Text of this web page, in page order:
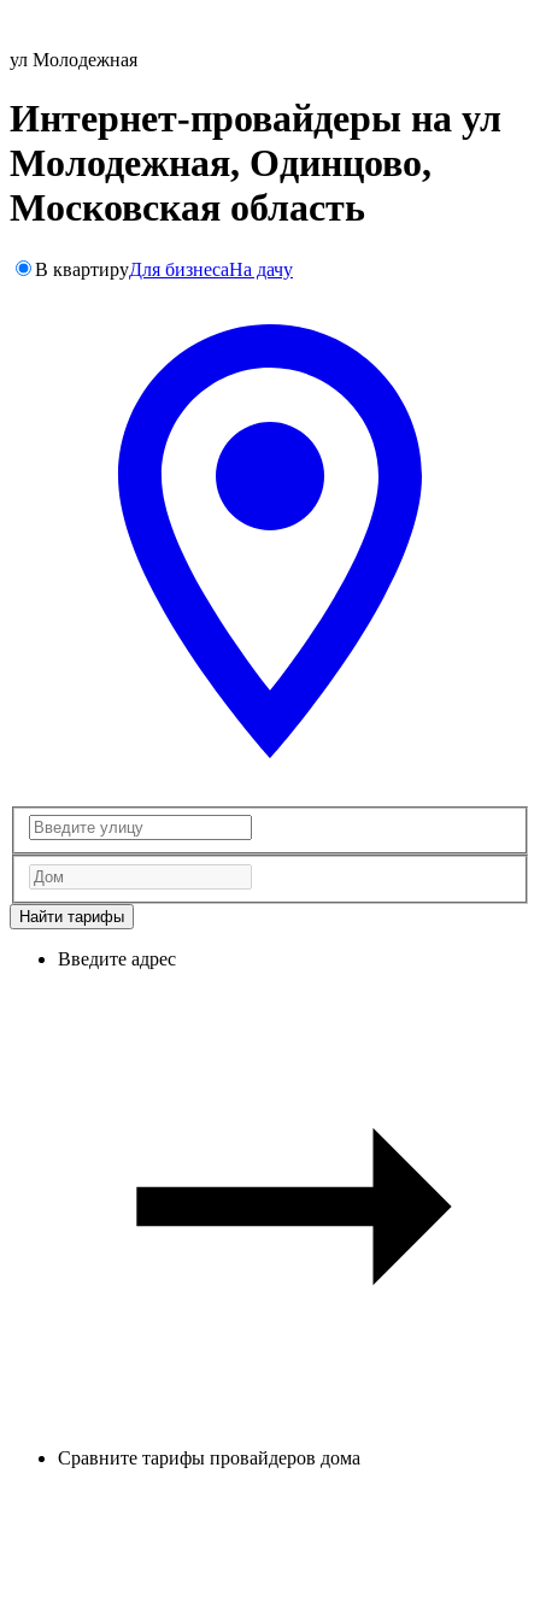
ул Молодежная
Интернет-провайдеры на ул
Молодежная, Одинцово,
Московская область
В квартируДля бизнесаНа дачу
Найти тарифы
Введите адрес
Сравните тарифы провайдеров дома